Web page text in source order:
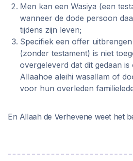
Men kan een Wasiya (een
wanneer de dode persoon
tijdens zijn leven;
Specifiek een offer
(zonder testament) is niet
overgeleverd dat dit gedaan
Allaahoe aleihi wasallam of
voor hun overleden
En Allaah de Verhevene weet het